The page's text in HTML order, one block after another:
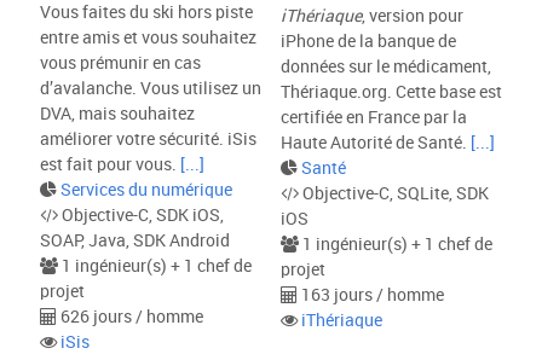
Vous faites du ski hors piste
entre amis et vous souhaitez
vous prémunir en cas
d’avalanche. Vous utilisez un
DVA, mais souhaitez
améliorer votre sécurité. iSis
est fait pour vous. [...]
Services du numérique
Objective-C, SDK iOS,
SOAP, Java, SDK Android
1 ingénieur(s) + 1 chef de
projet
626 jours / homme
iSis
iThériaque, version pour
iPhone de la banque de
données sur le médicament,
Thériaque.org. Cette base est
certifiée en France par la
Haute Autorité de Santé. [...]
Santé
Objective-C, SQLite, SDK
iOS
1 ingénieur(s) + 1 chef de
projet
163 jours / homme
iThériaque